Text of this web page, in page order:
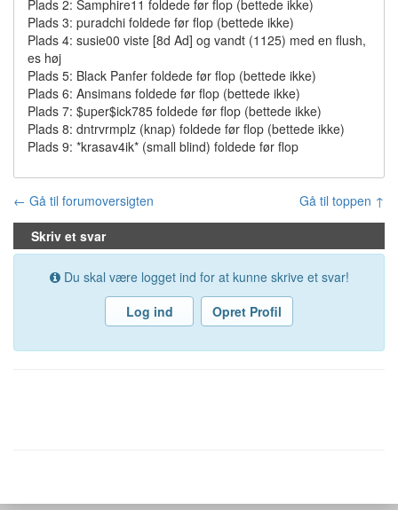
Plads 2: Samphire11 foldede før flop (bettede ikke)
Plads 3: puradchi foldede før flop (bettede ikke)
Plads 4: susie00 viste [8d Ad] og vandt (1125) med en flush,
es høj
Plads 5: Black Panfer foldede før flop (bettede ikke)
Plads 6: Ansimans foldede før flop (bettede ikke)
Plads 7: $uper$ick785 foldede før flop (bettede ikke)
Plads 8: dntrvrmplz (knap) foldede før flop (bettede ikke)
Plads 9: *krasav4ik* (small blind) foldede før flop
← Gå til forumoversigten
Gå til toppen ↑
Skriv et svar
Du skal være logget ind for at kunne skrive et svar!
Log ind
Opret Profil